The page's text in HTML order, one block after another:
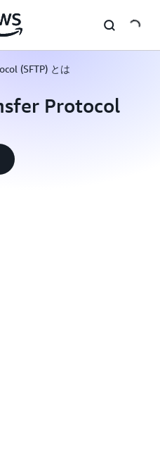
(SFTP) とは
Protocol